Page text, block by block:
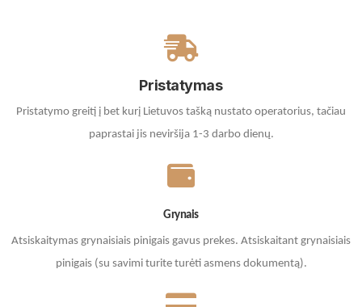
Pristatymas
Pristatymo greitį į bet kurį Lietuvos tašką nustato operatorius, tačiau
paprastai jis neviršija 1-3 darbo dienų.
Grynais
Atsiskaitymas grynaisiais pinigais gavus prekes. Atsiskaitant grynaisiais
pinigais (su savimi turite turėti asmens dokumentą).